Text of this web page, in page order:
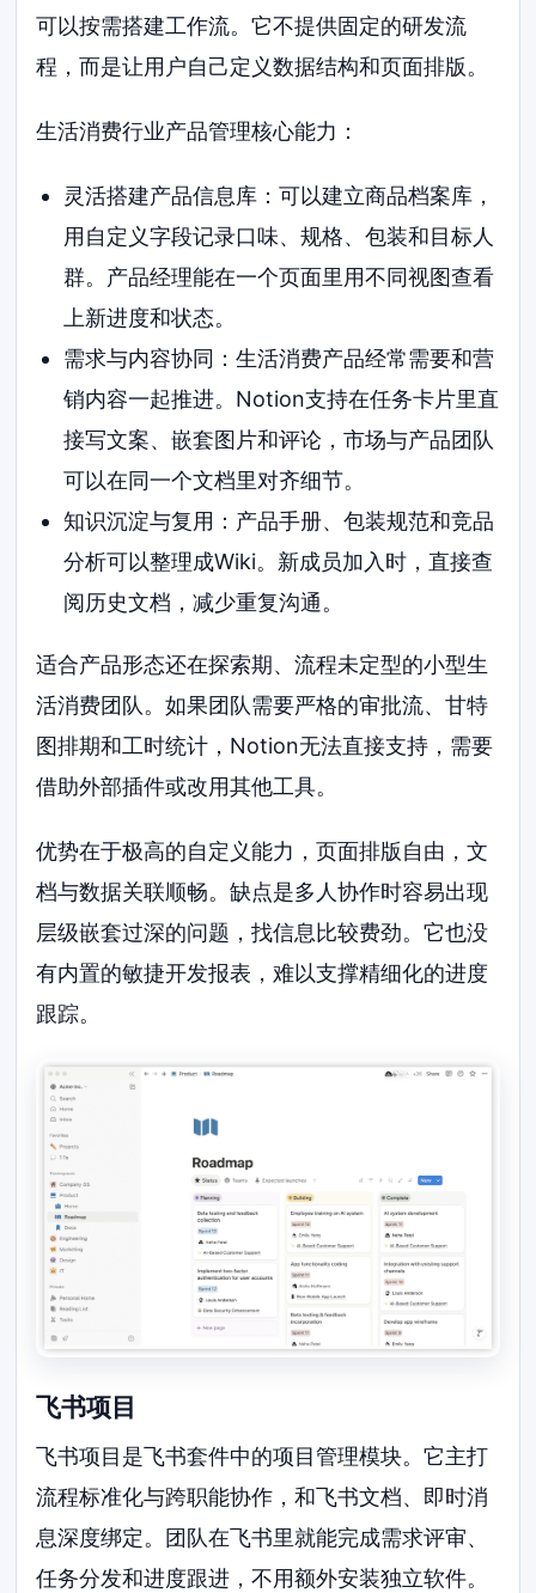
可以按需搭建工作流。它不提供固定的研发流
程，而是让用户自己定义数据结构和页面排版。
生活消费行业产品管理核心能力：
灵活搭建产品信息库：可以建立商品档案库，
用自定义字段记录口味、规格、包装和目标人
群。产品经理能在一个页面里用不同视图查看
上新进度和状态。
需求与内容协同：生活消费产品经常需要和营
销内容一起推进。Notion支持在任务卡片里直
接写文案、嵌套图片和评论，市场与产品团队
可以在同一个文档里对齐细节。
知识沉淀与复用：产品手册、包装规范和竞品
分析可以整理成Wiki。新成员加入时，直接查
阅历史文档，减少重复沟通。
适合产品形态还在探索期、流程未定型的小型生
活消费团队。如果团队需要严格的审批流、甘特
图排期和工时统计，Notion无法直接支持，需要
借助外部插件或改用其他工具。
优势在于极高的自定义能力，页面排版自由，文
档与数据关联顺畅。缺点是多人协作时容易出现
层级嵌套过深的问题，找信息比较费劲。它也没
有内置的敏捷开发报表，难以支撑精细化的进度
跟踪。
飞书项目
飞书项目是飞书套件中的项目管理模块。它主打
流程标准化与跨职能协作，和飞书文档、即时消
息深度绑定。团队在飞书里就能完成需求评审、
任务分发和进度跟进，不用额外安装独立软件。